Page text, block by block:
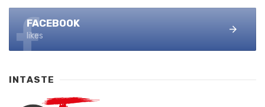
FACEBOOK
likes
INTASTE